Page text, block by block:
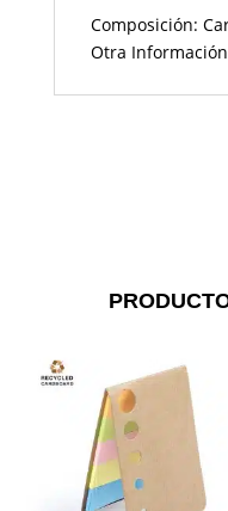
Composición:
Otra